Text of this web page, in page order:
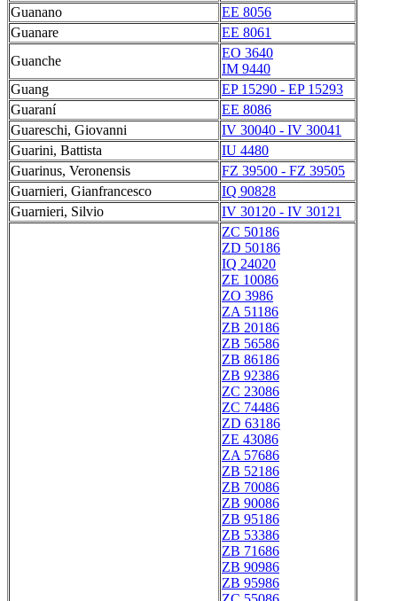
Guanano
EE 8056
Guanare
EE 8061
Guanche
EO 3640
IM 9440
Guang
EP 15290 - EP 15293
Guaraní
EE 8086
Guareschi, Giovanni
IV 30040 - IV 30041
Guarini, Battista
IU 4480
Guarinus, Veronensis
FZ 39500 - FZ 39505
Guarnieri, Gianfrancesco
IQ 90828
Guarnieri, Silvio
IV 30120 - IV 30121
ZC 50186
ZD 50186
IQ 24020
ZE 10086
ZO 3986
ZA 51186
ZB 20186
ZB 56586
ZB 86186
ZB 92386
ZC 23086
ZC 74486
ZD 63186
ZE 43086
ZA 57686
ZB 52186
ZB 70086
ZB 90086
ZB 95186
ZB 53386
ZB 71686
ZB 90986
ZB 95986